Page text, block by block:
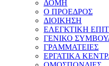
ΔΟΜΗ
Ο ΠΡΟΕΔΡΟΣ
ΔΙΟΙΚΗΣΗ
ΕΛΕΓΚΤΙΚΗ
ΓΕΝΙΚΟ
ΓΡΑΜΜΑΤΕΙΕΣ
ΕΡΓΑΤΙΚΑ